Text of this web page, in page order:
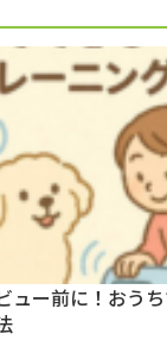
ュー前に！おう